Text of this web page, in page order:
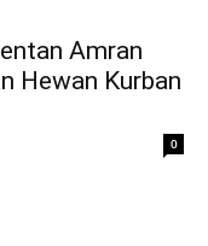
Amran
Hewan Kurban
0